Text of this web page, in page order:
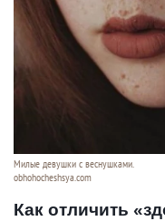
Милые девушки с веснушками.
obhohocheshsya.com
Как отличить